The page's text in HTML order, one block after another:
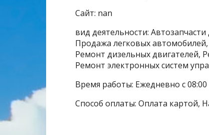
Сайт: nan
вид деятельности:
Продажа легковых
Ремонт дизельных двигателей,
Ремонт электронных систем
Время работы: Ежедневно с 08:00
Способ оплаты: Оплата картой,